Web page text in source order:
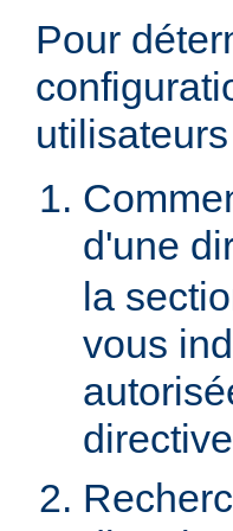
Pour
d'une
la
vous